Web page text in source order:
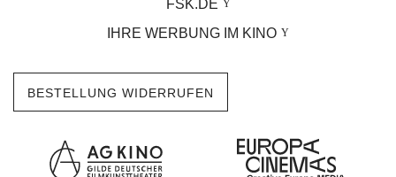
FSK.DE
IHRE WERBUNG IM KINO
BESTELLUNG WIDERRUFEN